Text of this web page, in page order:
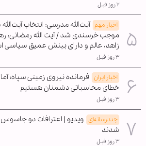
۲ روز قبل
اخبار مهم آیت‌الله مدرسی: انتخاب
موجب خرسندی شد / آیت الله رمضانی:
زاهد، عالم و دارای بینش عمیق سیاسی
۳ روز قبل
اخبار ایران فرمانده نیروی زمینی سپاه:
خطای محاسباتی دشمنان هستیم
۳ روز قبل
چندرسانه‌ای ویدیو | اعترافات دو جاسوس
شدند
۳ روز قبل